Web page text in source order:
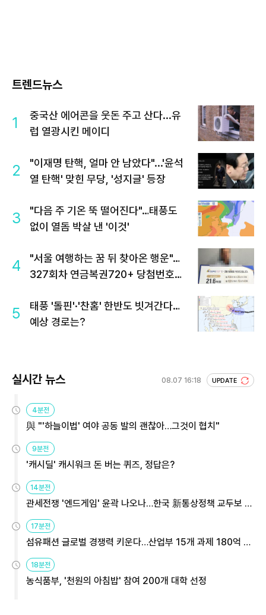
트렌드뉴스
1
중국산 에어콘을 웃돈 주고 산다...유
럽 열광시킨 메이디
2
"이재명 탄핵, 얼마 안 남았다"...'윤석
열 탄핵' 맞힌 무당, '성지글' 등장
3
"다음 주 기온 뚝 떨어진다"…태풍도
없이 열돔 박살 낸 '이것'
4
"서울 여행하는 꿈 뒤 찾아온 행운"…
327회차 연금복권720+ 당첨번호조
5
태풍 '돌핀'·'찬홈' 한반도 빗겨간다…
예상 경로는?
실시간 뉴스 08.07 16:18 UPDATE
4분전
與 "'하늘이법' 여야 공동 발의 괜찮아…그것이 협치"
9분전
'캐시딜' 캐시워크 돈 버는 퀴즈, 정답은?
14분전
관세전쟁 '엔드게임' 윤곽 나오나…한국 新통상정책 교두보 활
17분전
섬유패션 글로벌 경쟁력 키운다…산업부 15개 과제 180억 지
18분전
농식품부, '천원의 아침밥' 참여 200개 대학 선정